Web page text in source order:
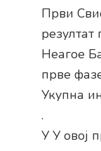
Први
Неагое
прве
Укупна
.
У У овој